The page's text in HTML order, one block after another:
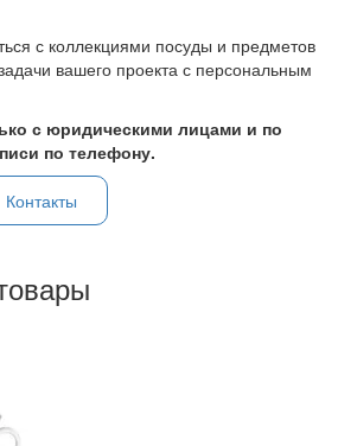
с коллекциями посуды и предметов
вашего проекта с персональным
с юридическими лицами и по
по телефону.
Контакты